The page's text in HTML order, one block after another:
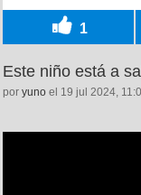
1
Este niño está a
por yuno el 19 jul 2024,